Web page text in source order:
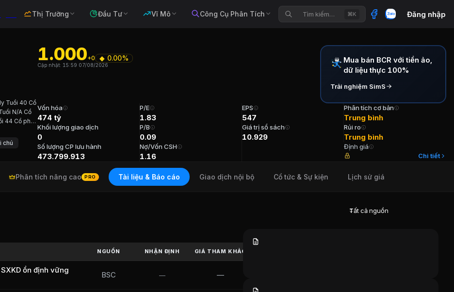
Thị Trường Đầu Tư Vĩ Mô Công Cụ Phân Tích Tìm kiếm… ⌘K Đăng nhập
Bất động sản, Dịch vụ bất động sản. Sàn:
Bo Quan, Andy Tuổi 40 Cổ phần (-) Năm bắt đầu N/A TVHĐQT Ông Đoàn Ngọc Khải Tuổi N/A Cổ phần (-) Năm bắt
Tuổi 40 Cổ
N/A Cổ
44 Cổ phần
Tuổi 56
chú
1.000+0 ◆ 0.00%
Cập nhật: 15:59 07/08/2026
Mua bán BCR với tiền ảo,
dữ liệu thực 100%
Trải nghiệm SimS
Vốn hóa
474 tỷ
Khối lượng giao dịch
0
Số lượng CP lưu hành
473.799.913
P/E
1.83
P/B
0.09
Nợ/Vốn CSH
1.16
EPS
547
Giá trị sổ sách
10.929
Phân tích cơ bản
Trung bình
Rủi ro
Trung bình
Định giá
Chi tiết
Phân tích nâng cao PRO Tài liệu & Báo cáo Giao dịch nội bộ Cổ tức & Sự kiện Lịch sử giá
BCG Land) trên sànUPCOMtừ các công ty chứng khoán hàng đầu Việt Nam. Bao gồm phân loại đánh giá của CTCK,
NGUỒN NHẬN ĐỊNH GIÁ THAM KHẢO
ổn định vững
BSC — —